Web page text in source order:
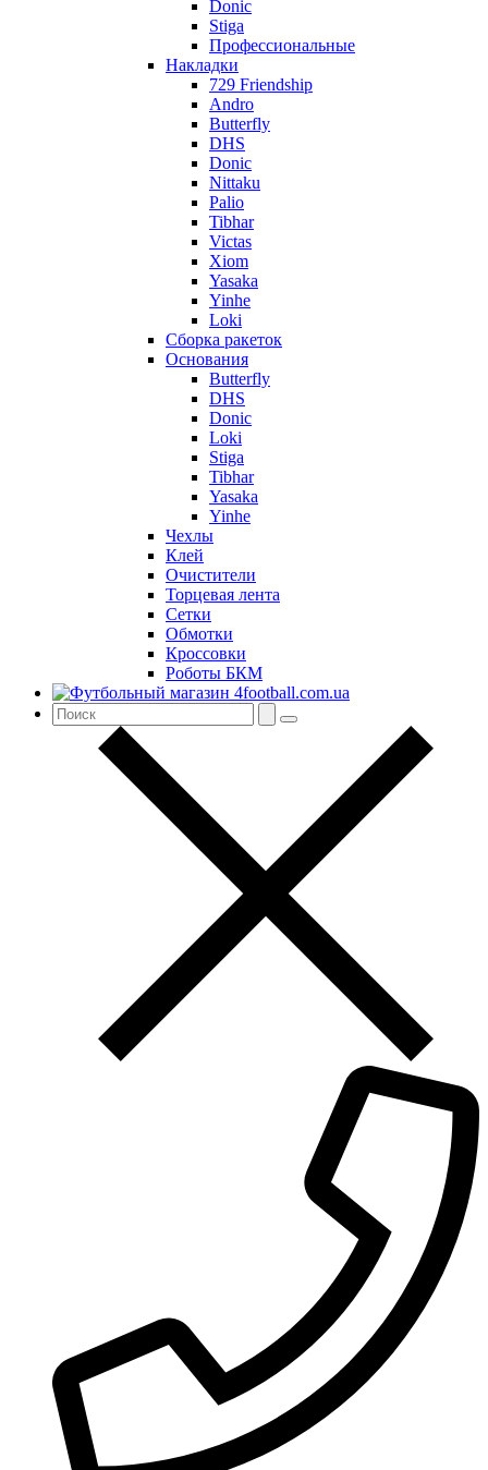
Donic
Stiga
Профессиональные
Накладки
729 Friendship
Andro
Butterfly
DHS
Donic
Nittaku
Palio
Tibhar
Victas
Xiom
Yasaka
Yinhe
Loki
Сборка ракеток
Основания
Butterfly
DHS
Donic
Loki
Stiga
Tibhar
Yasaka
Yinhe
Чехлы
Клей
Очистители
Торцевая лента
Сетки
Обмотки
Кроссовки
Роботы БКМ